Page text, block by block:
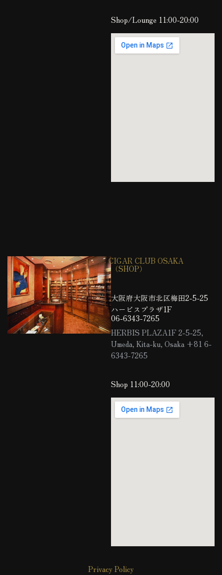
Shop/Lounge 11:00-20:00
CIGAR CLUB OSAKA
（SHOP）
大阪府大阪市北区梅田2-5-25
ハービスプラザ1F
06-6343-7265
HERBIS PLAZA1F 2-5-25,
Umeda, Kita-ku, Osaka +81 6-
6343-7265
Shop 11:00-20:00
Privacy Policy